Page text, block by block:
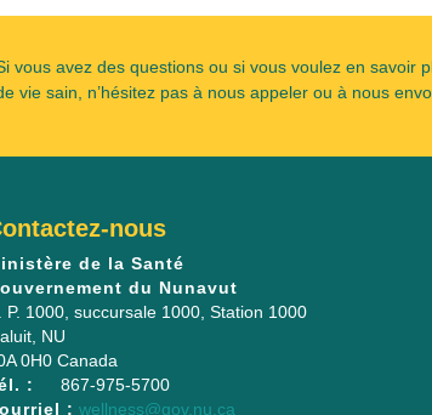
vous avez des questions ou si vous voulez en savoir
vie sain, n’hésitez pas à nous appeler ou à nous
nous
de la Santé
du Nunavut
P. 1000, succursale 1000 , Station 1000
NU
0H0 Canada
:
867-975-5700
: wellness@gov.nu.ca